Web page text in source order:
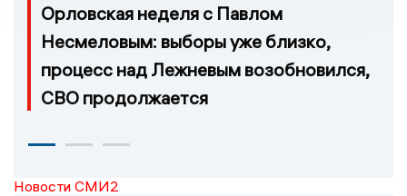
Орловская неделя с Павлом
Несмеловым: выборы уже близко,
процесс над Лежневым возобновился,
СВО продолжается
Новости СМИ2